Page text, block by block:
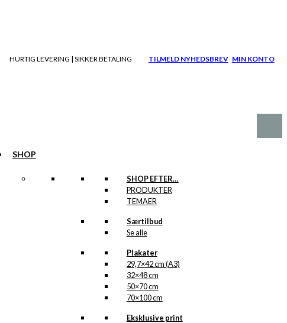
HURTIG LEVERING | SIKKER BETALING TILMELD NYHEDSBREV MIN KONTO
SHOP
SHOP EFTER…
PRODUKTER
TEMAER
Særtilbud
Se alle
Plakater
29,7×42 cm (A3)
32×48 cm
50×70 cm
70×100 cm
Eksklusive print